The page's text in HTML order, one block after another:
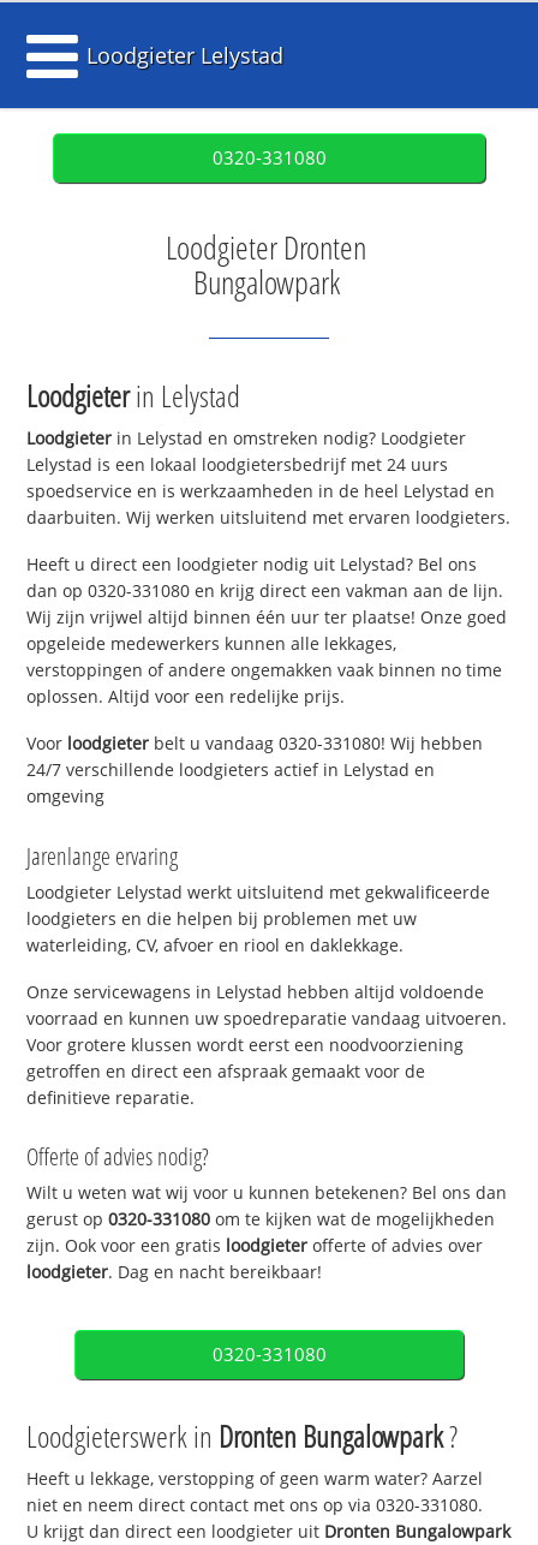
Loodgieter Lelystad
0320-331080
Loodgieter Dronten
Bungalowpark
Loodgieterin Lelystad
Loodgieter in Lelystad en omstreken nodig? Loodgieter
Lelystad is een lokaal loodgietersbedrijf met 24 uurs
spoedservice en is werkzaamheden in de heel Lelystad en
daarbuiten. Wij werken uitsluitend met ervaren loodgieters.
Heeft u direct een loodgieter nodig uit Lelystad? Bel ons
dan op 0320-331080 en krijg direct een vakman aan de lijn.
Wij zijn vrijwel altijd binnen één uur ter plaatse! Onze goed
opgeleide medewerkers kunnen alle lekkages,
verstoppingen of andere ongemakken vaak binnen no time
oplossen. Altijd voor een redelijke prijs.
Voor loodgieter belt u vandaag 0320-331080! Wij hebben
24/7 verschillende loodgieters actief in Lelystad en
omgeving
Jarenlange ervaring
Loodgieter Lelystad werkt uitsluitend met gekwalificeerde
loodgieters en die helpen bij problemen met uw
waterleiding, CV, afvoer en riool en daklekkage.
Onze servicewagens in Lelystad hebben altijd voldoende
voorraad en kunnen uw spoedreparatie vandaag uitvoeren.
Voor grotere klussen wordt eerst een noodvoorziening
getroffen en direct een afspraak gemaakt voor de
definitieve reparatie.
Offerte of advies nodig?
Wilt u weten wat wij voor u kunnen betekenen? Bel ons dan
gerust op0320-331080 om te kijken wat de mogelijkheden
zijn. Ook voor een gratis loodgieter offerte of advies over
loodgieter. Dag en nacht bereikbaar!
0320-331080
Loodgieterswerk in Dronten Bungalowpark?
Heeft u lekkage, verstopping of geen warm water? Aarzel
niet en neem direct contact met ons op via 0320-331080.
U krijgt dan direct een loodgieter uit Dronten Bungalowpark